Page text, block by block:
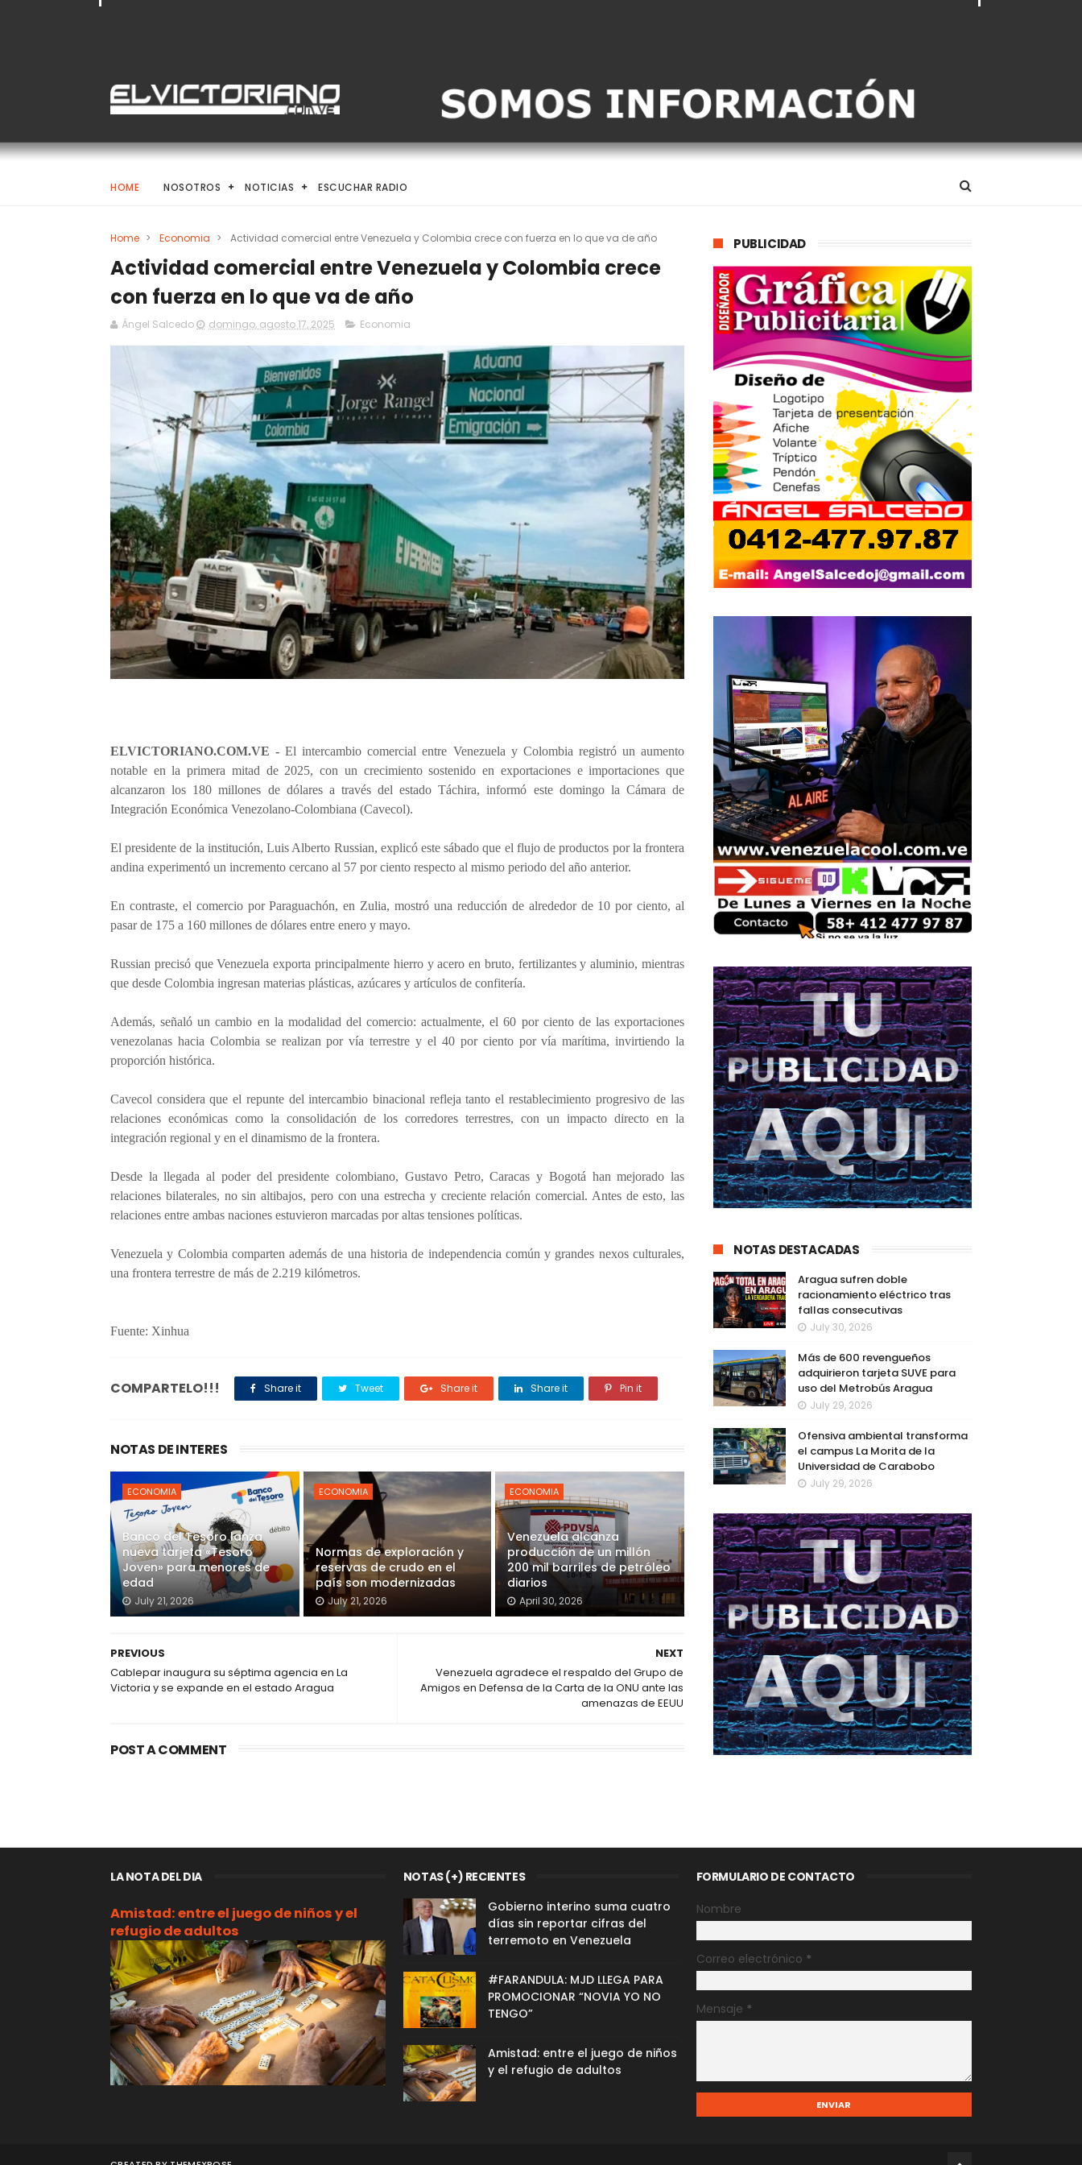
HOME NOSOTROS NOTICIAS ESCUCHAR RADIO
Home > Economia > Actividad comercial entre Venezuela y Colombia crece con fuerza en lo que va de año
Actividad comercial entre Venezuela y Colombia crece
con fuerza en lo que va de año
Ángel Salcedo domingo, agosto 17, 2025 Economia
ELVICTORIANO.COM.VE - El intercambio comercial entre Venezuela y Colombia registró un aumento
notable en la primera mitad de 2025, con un crecimiento sostenido en exportaciones e importaciones que
alcanzaron los 180 millones de dólares a través del estado Táchira, informó este domingo la Cámara de
Integración Económica Venezolano-Colombiana (Cavecol).
El presidente de la institución, Luis Alberto Russian, explicó este sábado que el flujo de productos por la frontera
andina experimentó un incremento cercano al 57 por ciento respecto al mismo periodo del año anterior.
En contraste, el comercio por Paraguachón, en Zulia, mostró una reducción de alrededor de 10 por ciento, al
pasar de 175 a 160 millones de dólares entre enero y mayo.
Russian precisó que Venezuela exporta principalmente hierro y acero en bruto, fertilizantes y aluminio, mientras
que desde Colombia ingresan materias plásticas, azúcares y artículos de confitería.
Además, señaló un cambio en la modalidad del comercio: actualmente, el 60 por ciento de las exportaciones
venezolanas hacia Colombia se realizan por vía terrestre y el 40 por ciento por vía marítima, invirtiendo la
proporción histórica.
Cavecol considera que el repunte del intercambio binacional refleja tanto el restablecimiento progresivo de las
relaciones económicas como la consolidación de los corredores terrestres, con un impacto directo en la
integración regional y en el dinamismo de la frontera.
Desde la llegada al poder del presidente colombiano, Gustavo Petro, Caracas y Bogotá han mejorado las
relaciones bilaterales, no sin altibajos, pero con una estrecha y creciente relación comercial. Antes de esto, las
relaciones entre ambas naciones estuvieron marcadas por altas tensiones políticas.
Venezuela y Colombia comparten además de una historia de independencia común y grandes nexos culturales,
una frontera terrestre de más de 2.219 kilómetros.
Fuente: Xinhua
COMPARTELO!!! Share it Tweet Share it Share it Pin it
NOTAS DE INTERES
ECONOMIA
Banco del Tesoro lanza
nueva tarjeta «Tesoro
Joven» para menores de
edad
July 21, 2026
ECONOMIA
Normas de exploración y
reservas de crudo en el
país son modernizadas
July 21, 2026
ECONOMIA
Venezuela alcanza
producción de un millón
200 mil barriles de petróleo
diarios
April 30, 2026
NEXT
Venezuela agradece el respaldo del Grupo de
Amigos en Defensa de la Carta de la ONU ante las
amenazas de EEUU
PREVIOUS
Cablepar inaugura su séptima agencia en La
Victoria y se expande en el estado Aragua
POST A COMMENT
PUBLICIDAD
NOTAS DESTACADAS
Aragua sufren doble
racionamiento eléctrico tras
fallas consecutivas
July 30, 2026
Más de 600 revengueños
adquirieron tarjeta SUVE para
uso del Metrobús Aragua
July 29, 2026
Ofensiva ambiental transforma
el campus La Morita de la
Universidad de Carabobo
July 29, 2026
LA NOTA DEL DIA
Amistad: entre el juego de niños y el
refugio de adultos
NOTAS (+) RECIENTES
Gobierno interino suma cuatro
días sin reportar cifras del
terremoto en Venezuela
#FARANDULA: MJD LLEGA PARA
PROMOCIONAR “NOVIA YO NO
TENGO”
Amistad: entre el juego de niños
y el refugio de adultos
FORMULARIO DE CONTACTO
Nombre
Correo electrónico *
Mensaje *